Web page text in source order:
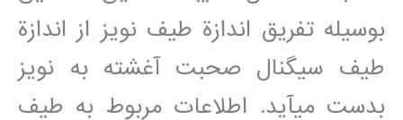
بوسيله تفريق اندازة طيف نويز از اندازة
طيف سيگنال صحبت آغشته به نويز
بدست مي‎آيد. اطلاعات مربوط به طيف